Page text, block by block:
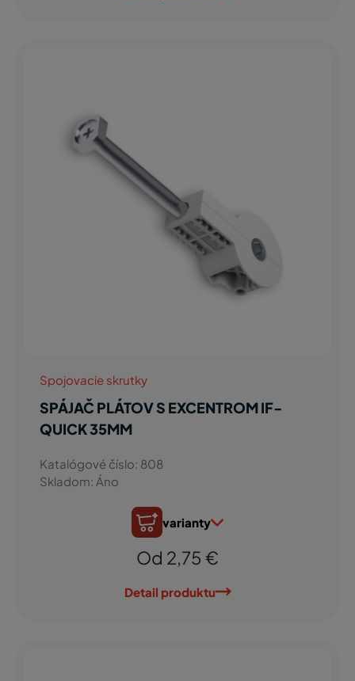
Spojovacie skrutky
SPÁJAČ PLÁTOV S EXCENTROM IF-
QUICK 35MM
Katalógové číslo: 808
Skladom: Áno
varianty
Od 2,75 €
Detail produktu